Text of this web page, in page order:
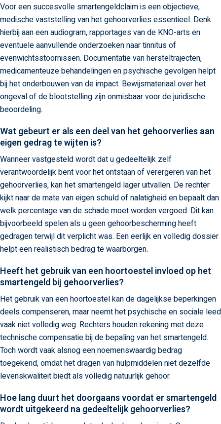
Voor een succesvolle smartengeldclaim is een objectieve,
medische vaststelling van het gehoorverlies essentieel. Denk
hierbij aan een audiogram, rapportages van de KNO-arts en
eventuele aanvullende onderzoeken naar tinnitus of
evenwichtsstoornissen. Documentatie van hersteltrajecten,
medicamenteuze behandelingen en psychische gevolgen helpt
bij het onderbouwen van de impact. Bewijsmateriaal over het
ongeval of de blootstelling zijn onmisbaar voor de juridische
beoordeling.
Wat gebeurt er als een deel van het gehoorverlies aan
eigen gedrag te wijten is?
Wanneer vastgesteld wordt dat u gedeeltelijk zelf
verantwoordelijk bent voor het ontstaan of verergeren van het
gehoorverlies, kan het smartengeld lager uitvallen. De rechter
kijkt naar de mate van eigen schuld of nalatigheid en bepaalt dan
welk percentage van de schade moet worden vergoed. Dit kan
bijvoorbeeld spelen als u geen gehoorbescherming heeft
gedragen terwijl dit verplicht was. Een eerlijk en volledig dossier
helpt een realistisch bedrag te waarborgen.
Heeft het gebruik van een hoortoestel invloed op het
smartengeld bij gehoorverlies?
Het gebruik van een hoortoestel kan de dagelijkse beperkingen
deels compenseren, maar neemt het psychische en sociale leed
vaak niet volledig weg. Rechters houden rekening met deze
technische compensatie bij de bepaling van het smartengeld.
Toch wordt vaak alsnog een noemenswaardig bedrag
toegekend, omdat het dragen van hulpmiddelen niet dezelfde
levenskwaliteit biedt als volledig natuurlijk gehoor.
Hoe lang duurt het doorgaans voordat er smartengeld
wordt uitgekeerd na gedeeltelijk gehoorverlies?